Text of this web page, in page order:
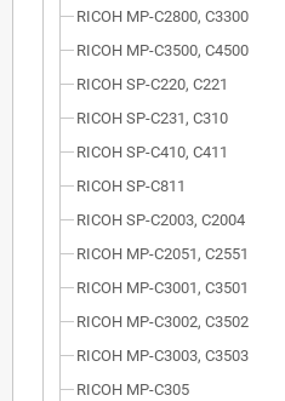
RICOH MP-C2800, C3300
RICOH MP-C3500, C4500
RICOH SP-C220, C221
RICOH SP-C231, C310
RICOH SP-C410, C411
RICOH SP-C811
RICOH SP-C2003, C2004
RICOH MP-C2051, C2551
RICOH MP-C3001, C3501
RICOH MP-C3002, C3502
RICOH MP-C3003, C3503
RICOH MP-C305